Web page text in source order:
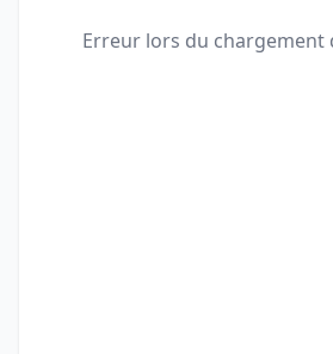
Erreur lors du chargement